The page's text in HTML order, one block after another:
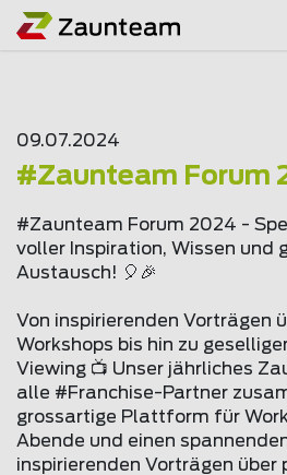
09.07.2024
#Zaunteam Forum
#Zaunteam Forum 2024 -
voller Inspiration, Wissen und
Austausch! 🎈🎉
Von inspirierenden Vorträgen
Workshops bis hin zu
Viewing 📺 Unser jährliches
alle #Franchise-Partner
grossartige Plattform für
Abende und einen
inspirierenden Vorträgen über